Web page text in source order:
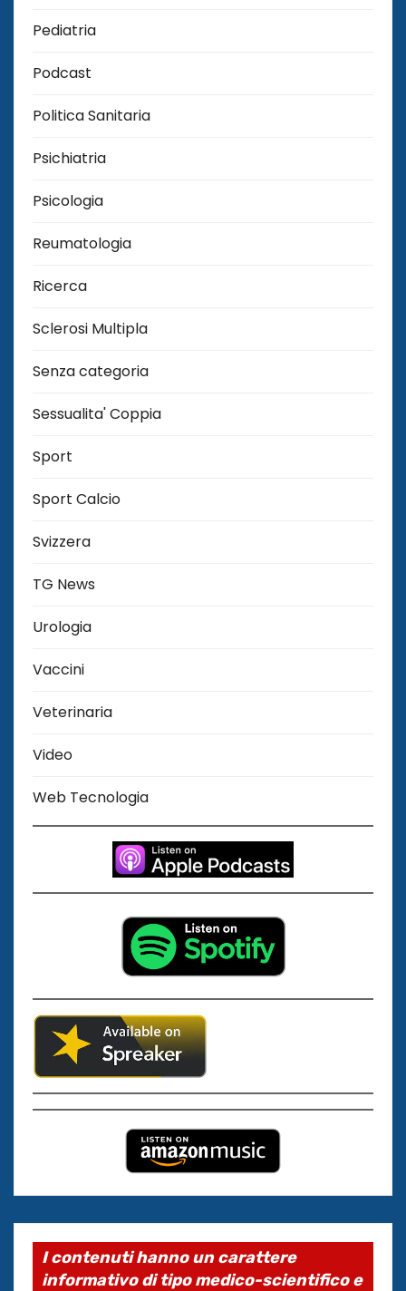
Pediatria
Podcast
Politica Sanitaria
Psichiatria
Psicologia
Reumatologia
Ricerca
Sclerosi Multipla
Senza categoria
Sessualita' Coppia
Sport
Sport Calcio
Svizzera
TG News
Urologia
Vaccini
Veterinaria
Video
Web Tecnologia
I contenuti hanno un carattere
informativo di tipo medico-scientifico e